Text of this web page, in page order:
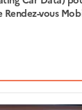
vous